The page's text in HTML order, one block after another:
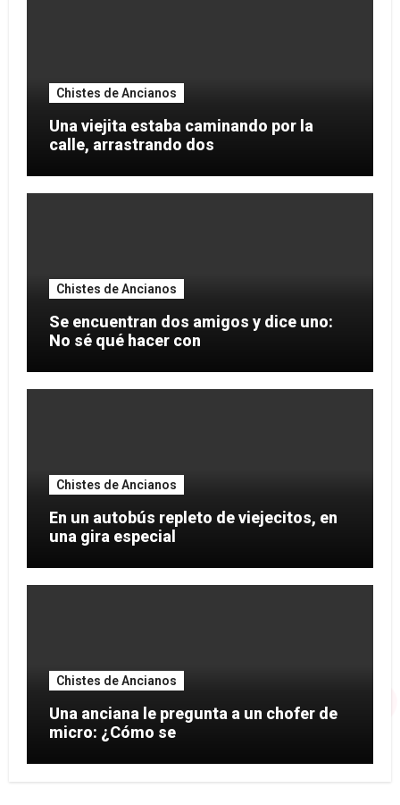
Chistes de Ancianos
Una viejita estaba caminando por la
calle, arrastrando dos
Chistes de Ancianos
Se encuentran dos amigos y dice uno:
No sé qué hacer con
Chistes de Ancianos
En un autobús repleto de viejecitos, en
una gira especial
Chistes de Ancianos
Una anciana le pregunta a un chofer de
micro: ¿Cómo se